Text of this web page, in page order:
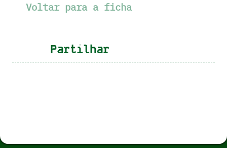
Voltar para a ficha
Partilhar